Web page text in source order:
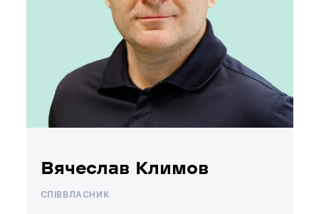
Вячеслав Климов
СПІВВЛАСНИК